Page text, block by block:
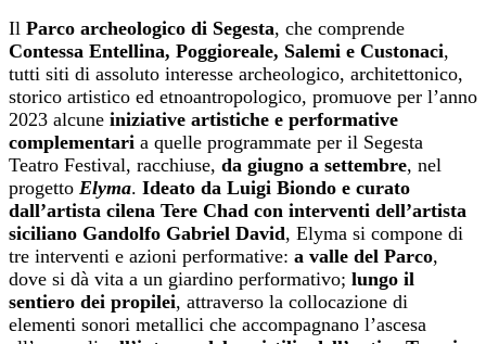
Il Parco archeologico di Segesta, che comprende
Contessa Entellina, Poggioreale, Salemi e Custonaci,
tutti siti di assoluto interesse archeologico, architettonico,
storico artistico ed etnoantropologico, promuove per l’anno
2023 alcune iniziative artistiche e performative
complementari a quelle programmate per il Segesta
Teatro Festival, racchiuse, da giugno a settembre, nel
progetto Elyma. Ideato da Luigi Biondo e curato
dall’artista cilena Tere Chad con interventi dell’artista
siciliano Gandolfo Gabriel David, Elyma si compone di
tre interventi e azioni performative: a valle del Parco,
dove si dà vita a un giardino performativo; lungo il
sentiero dei propilei, attraverso la collocazione di
elementi sonori metallici che accompagnano l’ascesa